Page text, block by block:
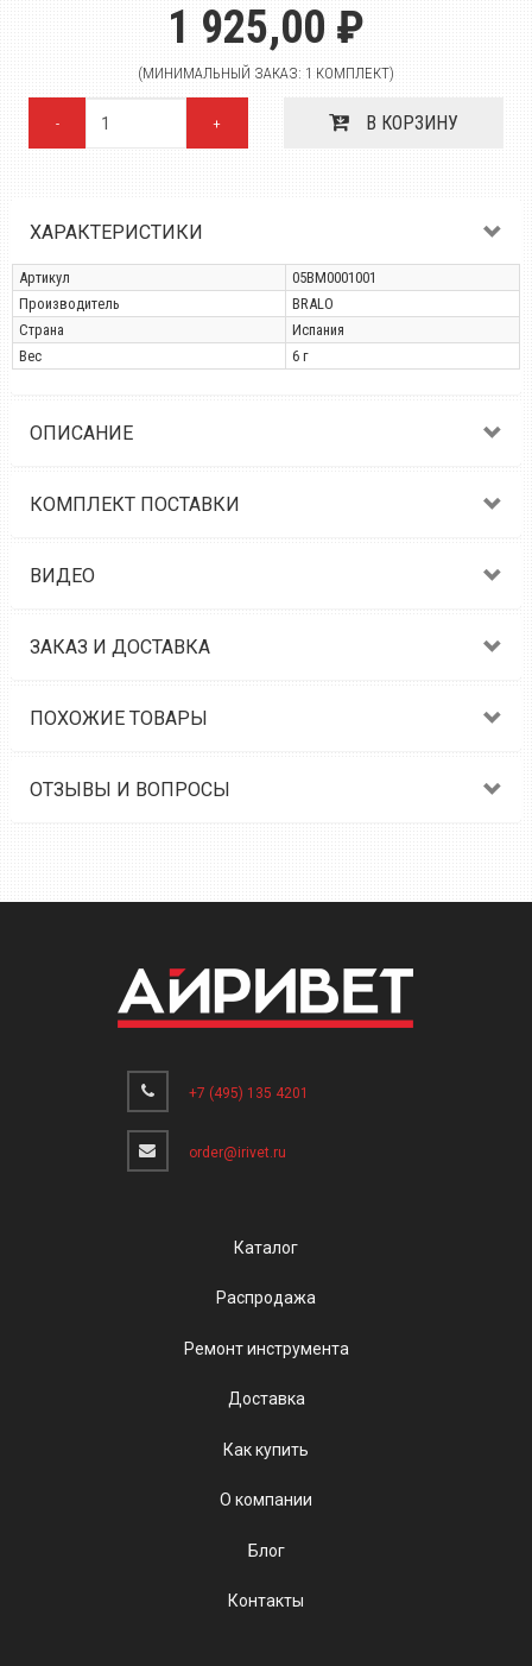
1 925,00 ₽
(МИНИМАЛЬНЫЙ ЗАКАЗ: 1 КОМПЛЕКТ)
- + В КОРЗИНУ
ХАРАКТЕРИСТИКИ
Артикул
05BM0001001
Производитель
BRALO
Страна
Испания
Вес
6 г
ОПИСАНИЕ
КОМПЛЕКТ ПОСТАВКИ
ВИДЕО
ЗАКАЗ И ДОСТАВКА
ПОХОЖИЕ ТОВАРЫ
ОТЗЫВЫ И ВОПРОСЫ
+7 (495) 135 4201
order@irivet.ru
Каталог
Распродажа
Ремонт инструмента
Доставка
Как купить
О компании
Блог
Контакты